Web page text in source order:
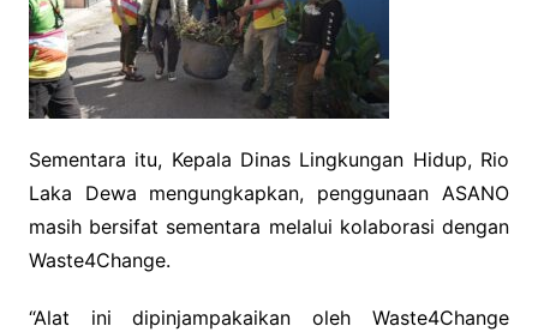
Sementara itu, Kepala Dinas Lingkungan Hidup, Rio
Laka Dewa mengungkapkan, penggunaan ASANO
masih bersifat sementara melalui kolaborasi dengan
Waste4Change.
“Alat ini dipinjampakaikan oleh Waste4Change